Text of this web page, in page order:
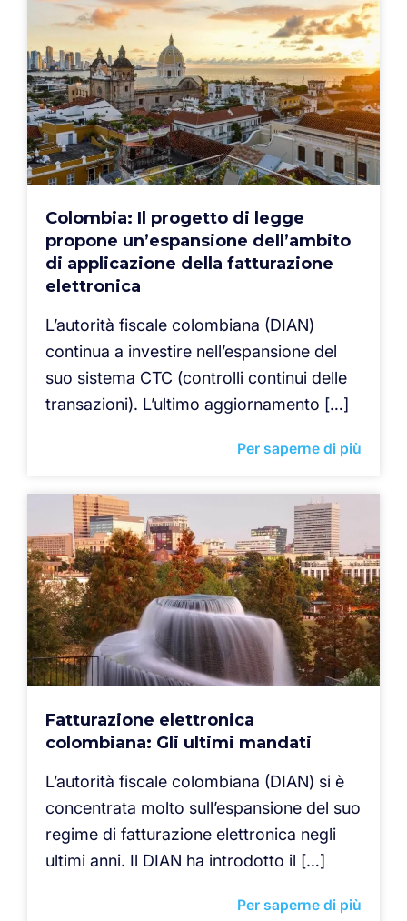
Colombia: Il progetto di legge
propone un’espansione dell’ambito
di applicazione della fatturazione
elettronica
L’autorità fiscale colombiana (DIAN)
continua a investire nell’espansione del
suo sistema CTC (controlli continui delle
transazioni). L’ultimo aggiornamento […]
Per saperne di più
Fatturazione elettronica
colombiana: Gli ultimi mandati
L’autorità fiscale colombiana (DIAN) si è
concentrata molto sull’espansione del suo
regime di fatturazione elettronica negli
ultimi anni. Il DIAN ha introdotto il […]
Per saperne di più